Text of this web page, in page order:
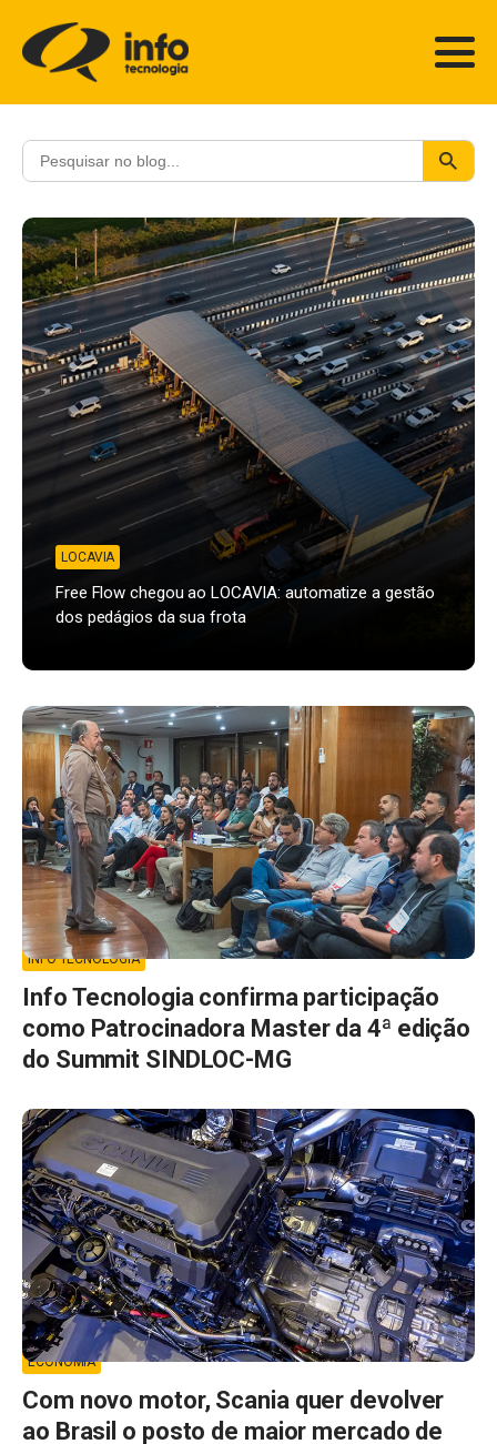
LOCAVIA
Free Flow chegou ao LOCAVIA: automatize a gestão
dos pedágios da sua frota
INFO TECNOLOGIA
Info Tecnologia confirma participação
como Patrocinadora Master da 4ª edição
do Summit SINDLOC-MG
ECONOMIA
Com novo motor, Scania quer devolver
ao Brasil o posto de maior mercado de